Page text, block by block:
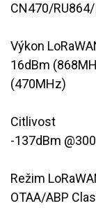
CN470/
Výkon
16dBm
(470MHz)
Citlivost
-137dBm
Režim
​OTAA/ABP